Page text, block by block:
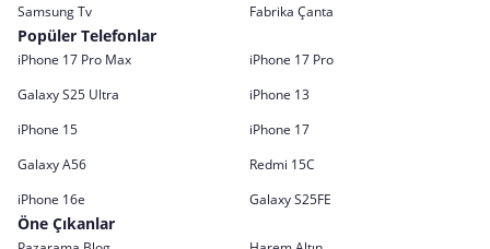
Samsung Tv
Fabrika Çanta
Popüler Telefonlar
iPhone 17 Pro Max
iPhone 17 Pro
Galaxy S25 Ultra
iPhone 13
iPhone 15
iPhone 17
Galaxy A56
Redmi 15C
iPhone 16e
Galaxy S25FE
Öne Çıkanlar